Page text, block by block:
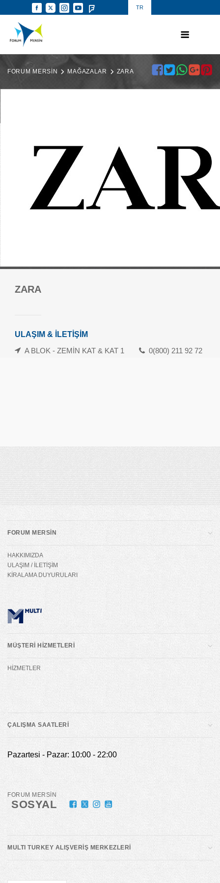
TR
FORUM MERSİN MAĞAZALAR ZARA
ZARA
ULAŞIM & İLETİŞİM
A BLOK - ZEMİN KAT & KAT 1
0(800) 211 92 72
Forum Mersin Alışveriş Merkezi
İletişim: 0324 239 10 70
Havamaş Servis Saatleri
FORUM MERSİN
HAKKIMIZDA
ULAŞIM / İLETİŞİM
KİRALAMA DUYURULARI
MÜŞTERİ HİZMETLERİ
HİZMETLER
ÇALIŞMA SAATLERİ
Pazartesi - Pazar: 10:00 - 22:00
FORUM MERSİN
SOSYAL
MULTI TURKEY ALIŞVERİŞ MERKEZLERİ